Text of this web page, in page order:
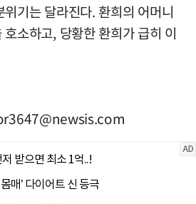
기는 달라진다. 환희의 어머니
소하고, 당황한 환희가 급히 이